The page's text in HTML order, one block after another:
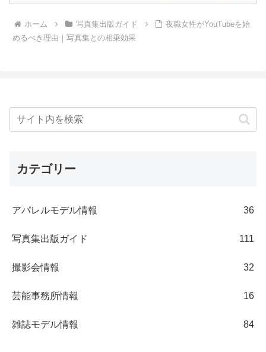
ホーム 写真集出版ガイド
夜職女性がYouTubeを始
めるべき理由｜写真集との相乗効果
カテゴリー
アパレルモデル情報 36
写真集出版ガイド 111
撮影会情報 32
芸能事務所情報 16
雑誌モデル情報 84